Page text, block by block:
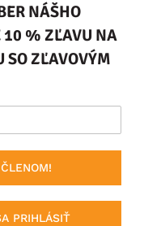
NÁŠHO
10 % ZĽAVU NA
SO ZĽAVOVÝM
PRIHLÁSIŤ